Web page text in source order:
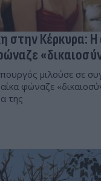
στην Κέρκυρα:
μιλούσε σε
φώναζε
της